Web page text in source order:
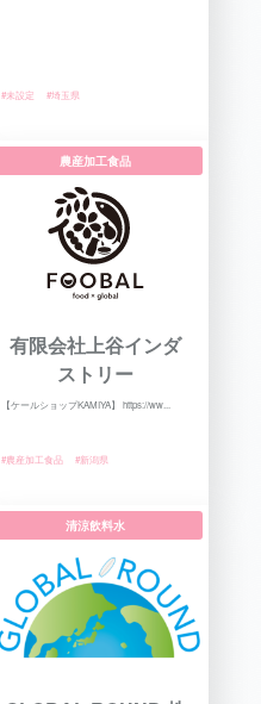
#未設定 #埼玉県
農産加工食品
有限会社上谷インダ
ストリー
【ケールショップKAMIYA】 https://ww...
#農産加工食品 #新潟県
清涼飲料水